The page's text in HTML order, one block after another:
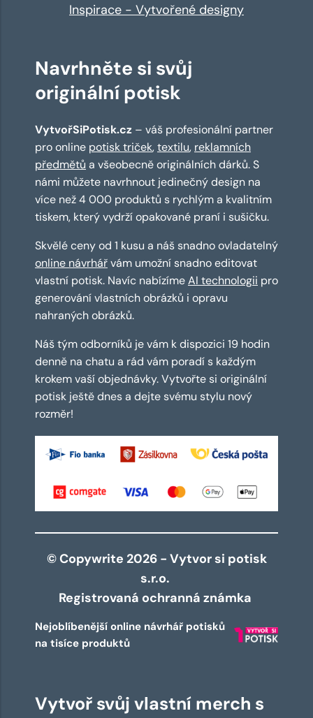
Inspirace - Vytvořené designy
Navrhněte si svůj
originální potisk
VytvořSiPotisk.cz – váš profesionální partner
pro online potisk triček,textilu, reklamních
předmětů a všeobecně originálních dárků. S
námi můžete navrhnout jedinečný design na
více než 4 000 produktů s rychlým a kvalitním
tiskem, který vydrží opakované praní i sušičku.
Skvělé ceny od 1 kusu a náš snadno ovladatelný
online návrhářvám umožní snadno editovat
vlastní potisk. Navíc nabízímeAI technologii pro
generování vlastních obrázků i opravu
nahraných obrázků.
Náš tým odborníků je vám k dispozici 19 hodin
denně na chatu a rád vám poradí s každým
krokem vaší objednávky. Vytvořte si originální
potisk ještě dnes a dejte svému stylu nový
rozměr!
© Copywrite 2026 - Vytvor si potisk
s.r.o.
Registrovaná ochranná známka
Nejoblíbenější online návrhář potisků
na tisíce produktů
Vytvoř svůj vlastní merch s